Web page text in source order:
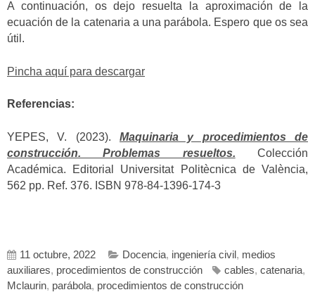
A continuación, os dejo resuelta la aproximación de la
ecuación de la catenaria a una parábola. Espero que os sea
útil.
Pincha aquí para descargar
Referencias:
YEPES, V. (2023). Maquinaria y procedimientos de
construcción. Problemas resueltos. Colección
Académica. Editorial Universitat Politècnica de València,
562 pp. Ref. 376. ISBN 978-84-1396-174-3
11 octubre, 2022 Docencia, ingeniería civil , medios
auxiliares, procedimientos de construcción cables, catenaria,
Mclaurin, parábola, procedimientos de construcción